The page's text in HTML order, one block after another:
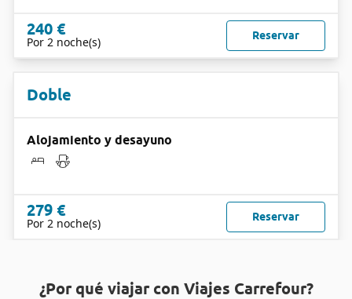
240 €
Por 2 noche(s) Reservar
Doble
Alojamiento y desayuno
279 €
Por 2 noche(s) Reservar
¿Por qué viajar con Viajes Carrefour?